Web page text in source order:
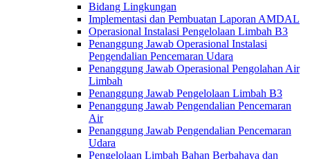
Bidang Lingkungan
Implementasi dan Pembuatan Laporan AMDAL
Operasional Instalasi Pengelolaan Limbah B3
Penanggung Jawab Operasional Instalasi
Pengendalian Pencemaran Udara
Penanggung Jawab Operasional Pengolahan Air
Limbah
Penanggung Jawab Pengelolaan Limbah B3
Penanggung Jawab Pengendalian Pencemaran
Air
Penanggung Jawab Pengendalian Pencemaran
Udara
Pengelolaan Limbah Bahan Berbahaya dan